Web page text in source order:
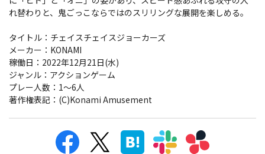
れ替わりと、鬼ごっこならではのスリリングな展開を楽しめる。
タイトル：チェイスチェイスジョーカーズ
メーカー：KONAMI
稼働日：2022年12月21日(水)
ジャンル：アクションゲーム
プレー人数：1～6人
著作権表記：(C)Konami Amusement